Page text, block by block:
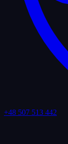
+48 507 513 442